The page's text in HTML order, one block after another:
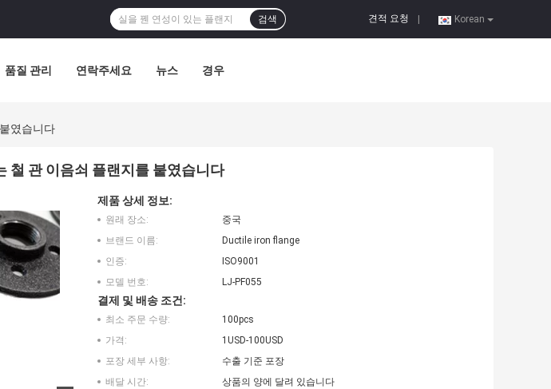
Korean
견적 요청
검색
품질 관리 연락주세요 뉴스 경우
였습니다
철 관 이음쇠 플랜지를 붙였습니다
제품 상세 정보:
원래 장소:
중국
브랜드 이름:
Ductile iron flange
인증:
ISO9001
모델 번호:
LJ-PF055
결제 및 배송 조건:
최소 주문 수량:
100pcs
가격:
1USD-100USD
포장 세부 사항:
수출 기준 포장
배달 시간:
상품의 양에 달려 있습니다